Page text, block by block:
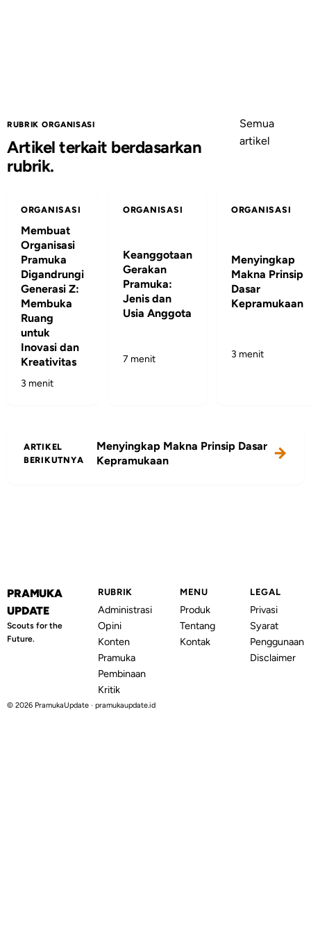
RUBRIK ORGANISASI
Artikel terkait berdasarkan
rubrik.
Semua
artikel
ORGANISASI
Membuat
Organisasi
Pramuka
Digandrungi
Generasi Z:
Membuka
Ruang
untuk
Inovasi dan
Kreativitas
3 menit
ORGANISASI
Keanggotaan
Gerakan
Pramuka:
Jenis dan
Usia Anggota
7 menit
ORGANISASI
Menyingkap
Makna Prinsip
Dasar
Kepramukaan
3 menit
ARTIKEL
BERIKUTNYA
Menyingkap Makna Prinsip Dasar
Kepramukaan
PRAMUKA
UPDATE
Scouts for the
Future.
RUBRIK
Administrasi
Opini
Konten
Pramuka
Pembinaan
Kritik
MENU
Produk
Tentang
Kontak
LEGAL
Privasi
Syarat
Penggunaan
Disclaimer
© 2026 PramukaUpdate · pramukaupdate.id